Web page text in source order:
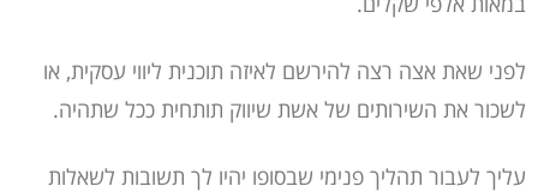
לפני שאת אצה רצה להירשם לאיזה תוכנית ליווי עסקית, או
לשכור את השירותים של אשת שיווק תותחית ככל שתהיה.
עליך לעבור תהליך פנימי שבסופו יהיו לך תשובות לשאלות